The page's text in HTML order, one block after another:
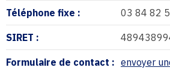
Téléphone fixe : 03 84 82
SIRET :
Formulaire de contact : envoyer